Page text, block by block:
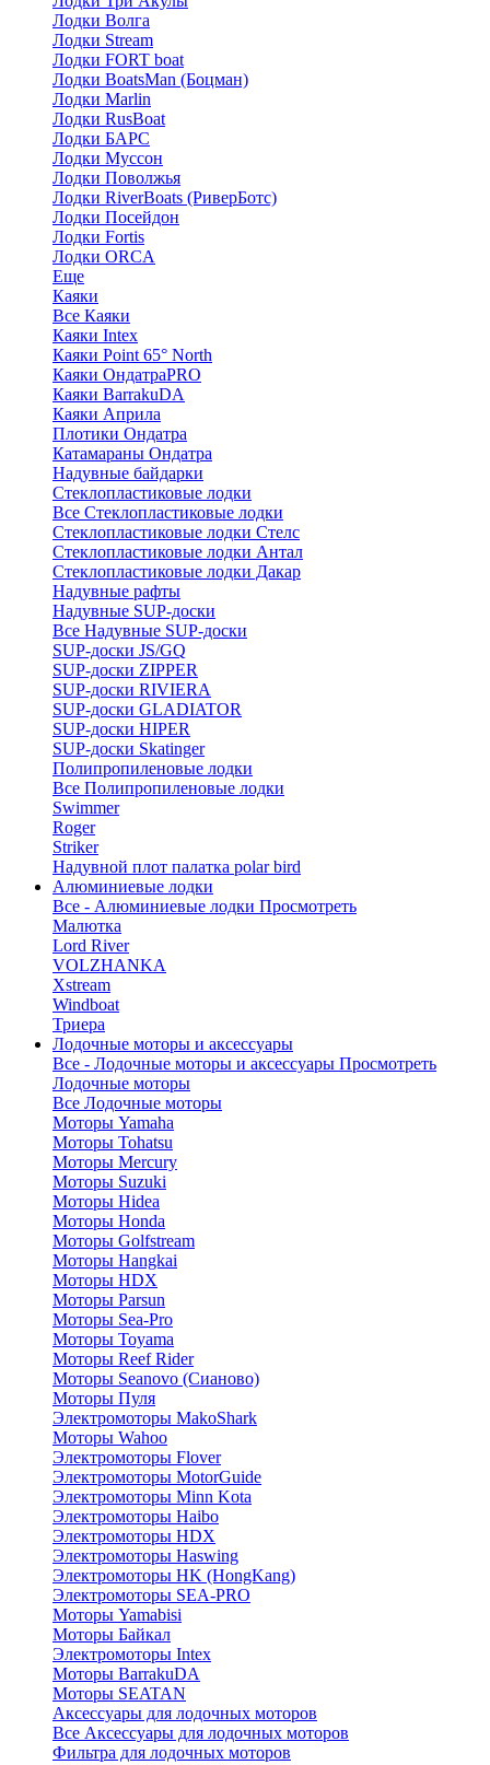
Лодки Волга
Лодки Stream
Лодки FORT boat
Лодки BoatsMan (Боцман)
Лодки Marlin
Лодки RusBoat
Лодки БАРС
Лодки Муссон
Лодки Поволжья
Лодки RiverBoats (РиверБотс)
Лодки Посейдон
Лодки Fortis
Лодки ORCA
Еще
Каяки
Все Каяки
Каяки Intex
Каяки Point 65° North
Каяки ОндатраPRO
Каяки BarrakuDA
Каяки Априла
Плотики Ондатра
Катамараны Ондатра
Надувные байдарки
Стеклопластиковые лодки
Все Стеклопластиковые лодки
Стеклопластиковые лодки Стелс
Стеклопластиковые лодки Антал
Стеклопластиковые лодки Дакар
Надувные рафты
Надувные SUP-доски
Все Надувные SUP-доски
SUP-доски JS/GQ
SUP-доски ZIPPER
SUP-доски RIVIERA
SUP-доски GLADIATOR
SUP-доски HIPER
SUP-доски Skatinger
Полипропиленовые лодки
Все Полипропиленовые лодки
Swimmer
Roger
Striker
Надувной плот палатка polar bird
Алюминиевые лодки
Все - Алюминиевые лодки Просмотреть
Малютка
Lord River
VOLZHANKA
Xstream
Windboat
Триера
Лодочные моторы и аксессуары
Все - Лодочные моторы и аксессуары Просмотреть
Лодочные моторы
Все Лодочные моторы
Моторы Yamaha
Моторы Tohatsu
Моторы Mercury
Моторы Suzuki
Моторы Hidea
Моторы Honda
Моторы Golfstream
Моторы Hangkai
Моторы HDX
Моторы Parsun
Моторы Sea-Pro
Моторы Toyama
Моторы Reef Rider
Моторы Seanovo (Сианово)
Моторы Пуля
Электромоторы MakoShark
Моторы Wahoo
Электромоторы Flover
Электромоторы MotorGuide
Электромоторы Minn Kota
Электромоторы Haibo
Электромоторы HDX
Электромоторы Haswing
Электромоторы HK (HongKang)
Электромоторы SEA-PRO
Моторы Yamabisi
Моторы Байкал
Электромоторы Intex
Моторы BarrakuDA
Моторы SEATAN
Аксессуары для лодочных моторов
Все Аксессуары для лодочных моторов
Фильтра для лодочных моторов